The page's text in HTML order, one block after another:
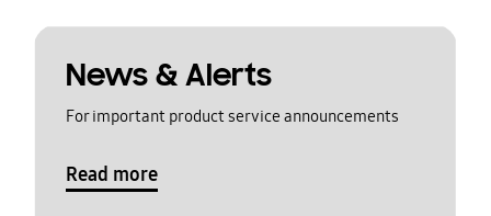
News & Alerts
For important product service announcements
Read more